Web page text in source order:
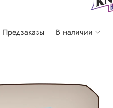
Предзаказы В наличии